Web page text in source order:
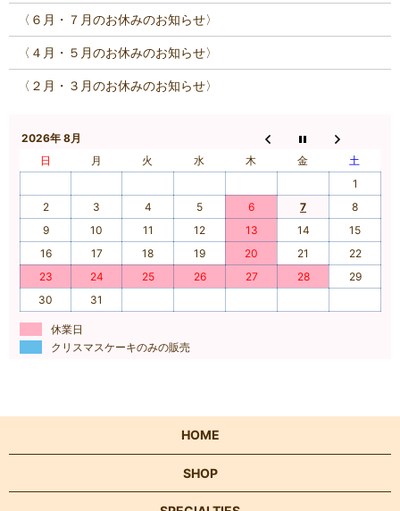
〈６月・７月のお休みのお知らせ〉
〈４月・５月のお休みのお知らせ〉
〈２月・３月のお休みのお知らせ〉
2026年 8月
日
月 火 水 木 金
土
1
2
3 4 5 6 7
8
9
10 11 12 13 14
15
16
17 18 19 20 21
22
23
24 25 26 27 28
29
30
31
休業日
クリスマスケーキのみの販売
HOME
SHOP